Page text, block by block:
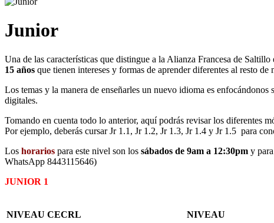
Junior
Una de las características que distingue a la Alianza Francesa de Saltillo
15 años que tienen intereses y formas de aprender diferentes al resto de
Los temas y la manera de enseñarles un nuevo idioma es enfocándonos
digitales.
Tomando en cuenta todo lo anterior, aquí podrás revisar los diferentes
Por ejemplo, deberás cursarJr1 .1, Jr1 .2, Jr1 .3, Jr1.4 y Jr1.5 para
Los horarios para este nivel son los sábados de 9am a 12:30pm y
WhatsApp 8443115646)
JUNIOR 1
NIVEAU CECRL NIVEAU